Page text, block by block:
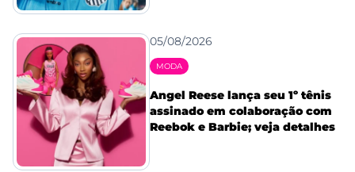
05/08/2026
MODA
Angel Reese lança seu 1º tênis
assinado em colaboração com
Reebok e Barbie; veja detalhes